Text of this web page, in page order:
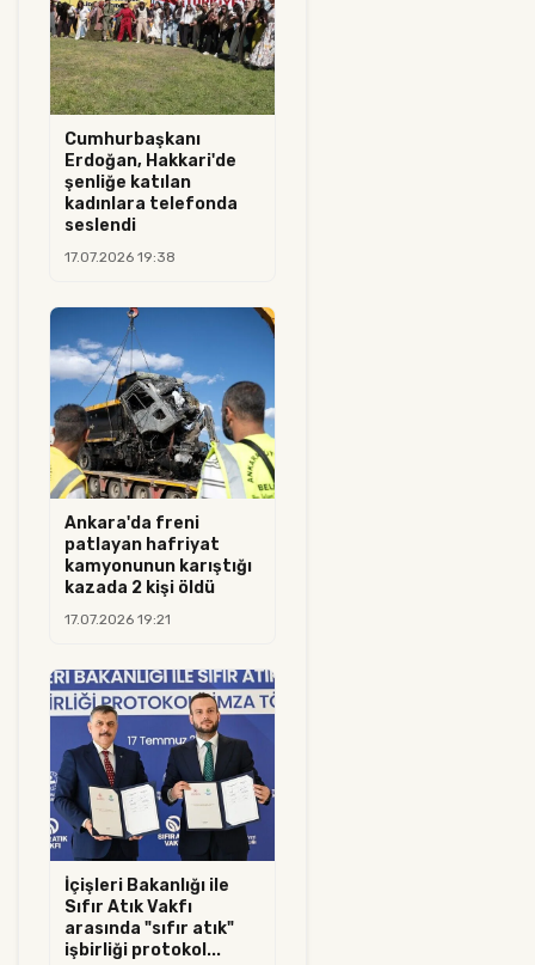
Cumhurbaşkanı
Erdoğan, Hakkari'de
şenliğe katılan
kadınlara telefonda
seslendi
17.07.2026 19:38
Ankara'da freni
patlayan hafriyat
kamyonunun karıştığı
kazada 2 kişi öldü
17.07.2026 19:21
İçişleri Bakanlığı ile
Sıfır Atık Vakfı
arasında "sıfır atık"
işbirliği protokol...